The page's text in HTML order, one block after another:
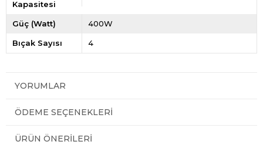
Kapasitesi
Güç (Watt) 400W
Bıçak Sayısı 4
YORUMLAR
ÖDEME SEÇENEKLERI
ÜRÜN ÖNERILERI